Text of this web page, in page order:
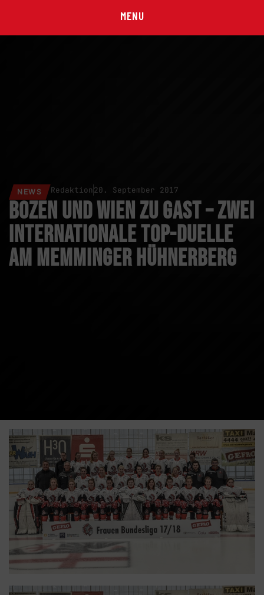
MENU
NEWS Redaktion20. September 2017
Bozen und Wien zu Gast – Zwei
internationale Top-Duelle
am Memminger Hühnerberg